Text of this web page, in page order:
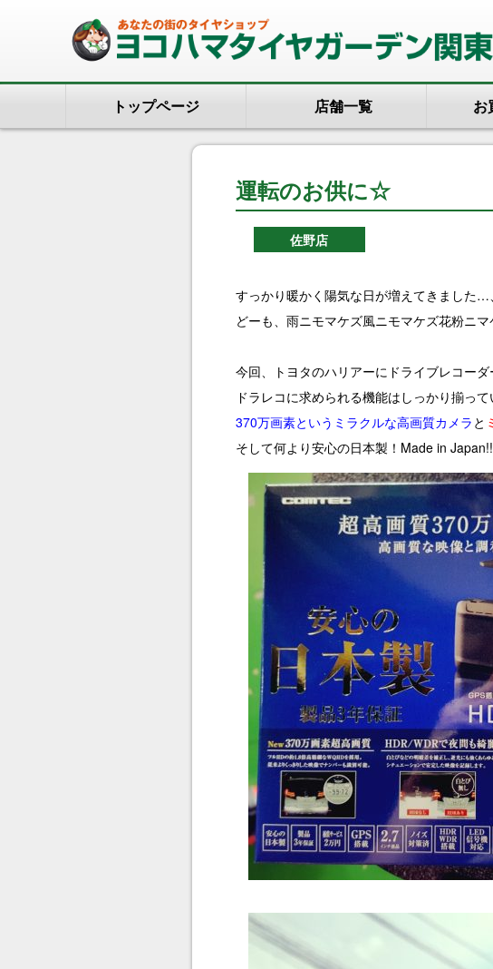
トップページ 店舗一覧 お
運転のお供に☆
佐野店
すっかり暖かく陽気な日が増えてきました…
どーも、雨ニモマケズ風ニモマケズ花粉ニマ
今回、トヨタのハリアーにドライブレコーダ
ドラレコに求められる機能はしっかり揃って
370万画素というミラクルな高画質カメラ と
そして何より安心の日本製！Made in